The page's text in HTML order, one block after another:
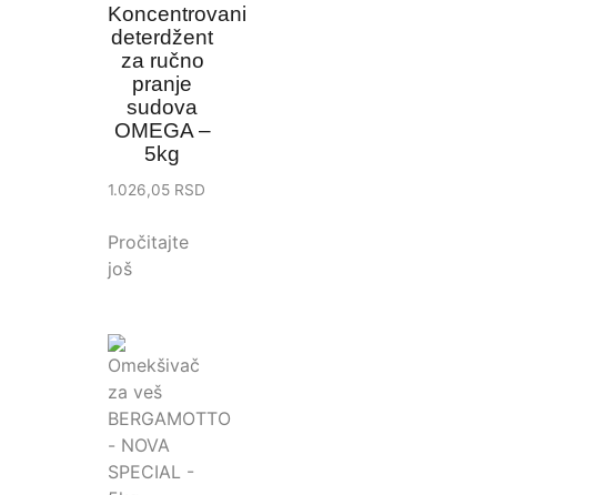
Koncentrovani
deterdžent
za ručno
pranje
sudova
OMEGA –
5kg
1.026,05 RSD
Pročitajte
još